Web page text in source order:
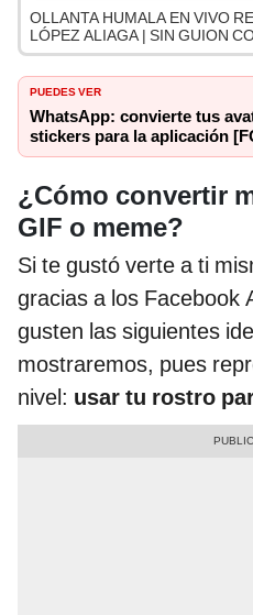
OLLANTA HUMALA EN VIVO
LÓPEZ ALIAGA | SIN GUION
PUEDES VER
WhatsApp: convierte tus
stickers para la aplicación
¿Cómo convertir
GIF o meme?
Si te gustó verte a ti
gracias a los Facebook
gusten las siguientes
mostraremos, pues
nivel: usar tu rostro